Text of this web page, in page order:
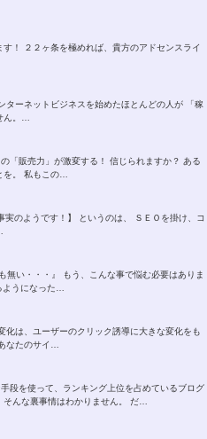
！ ２２ヶ条を極めれば、貴方のアドセンスライ
ーネットビジネスを始めたほとんどの人が 「稼
ん。…
「販売力」が激変する！ 信じられますか？ ある
を。 私もこの…
のようです！】 というのは、 ＳＥＯを掛け、コ
無い・・・』 もう、こんな事で悩む必要はありま
うになった…
は、ユーザーのクリック誘導に大きな変化をも
なたのサイ…
段を使って、ランキング上位を占めているブログ
んな裏事情はわかりません。 だ…